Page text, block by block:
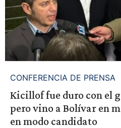
CONFERENCIA DE PRENSA
Kicillof fue duro con el
pero vino a Bolívar en
en modo candidato